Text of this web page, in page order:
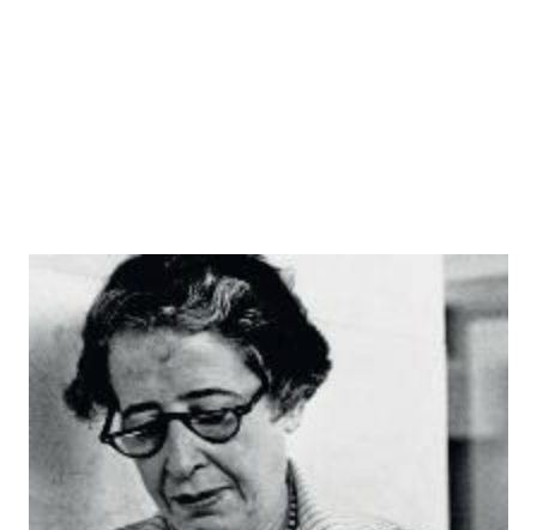
Das Urteilen
Zur Wunschliste hinzufügen
Hannah Arendt